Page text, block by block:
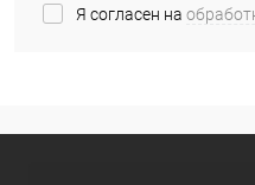
Я согласен на